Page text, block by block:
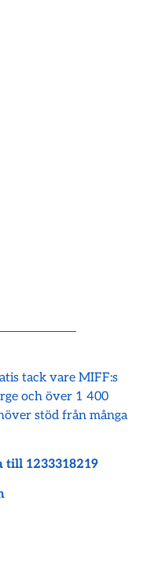
tack vare MIFF:s
och över 1 400
stöd från många
till 1233318219